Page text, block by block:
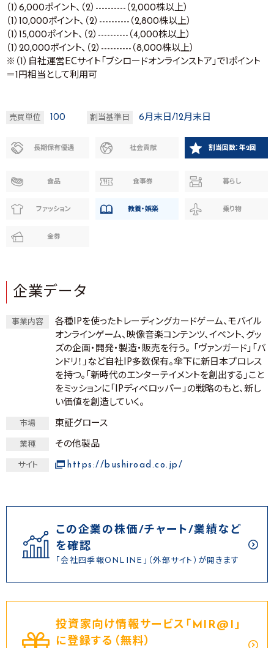
（1）6,000ポイント、（2）----------（2,000株以上）
（1）10,000ポイント、（2）----------（2,800株以上）
（1）15,000ポイント、（2）----------（4,000株以上）
（1）20,000ポイント、（2）----------（8,000株以上）
※（1）自社運営ECサイト「ブシロードオンラインストア」で1ポイント
＝1円相当として利用可
売買単位 100 割当基準日 6月末日/12月末日
長期保有優遇 社会貢献 割当回数：年2回
食品 食事券 暮らし
ファッション 教養・娯楽 乗り物
金券
企業データ
事業内容
各種IPを使ったトレーディングカードゲーム、モバイル
オンラインゲーム、映像音楽コンテンツ、イベント、グッ
ズの企画・開発・製造・販売を行う。 「ヴァンガード」「バ
ンドリ！」など自社IP多数保有。傘下に新日本プロレス
を持つ。「新時代のエンターテイメントを創出する」こと
をミッションに「IPディベロッパー」の戦略のもと、新し
い価値を創造していく。
市場 東証グロース
業種 その他製品
サイト https://bushiroad.co.jp/
この企業の株価/チャート/業績など
を確認
「会社四季報ONLINE」（外部サイト）が開きます
投資家向け情報サービス｢MIR@I｣
に登録する（無料）